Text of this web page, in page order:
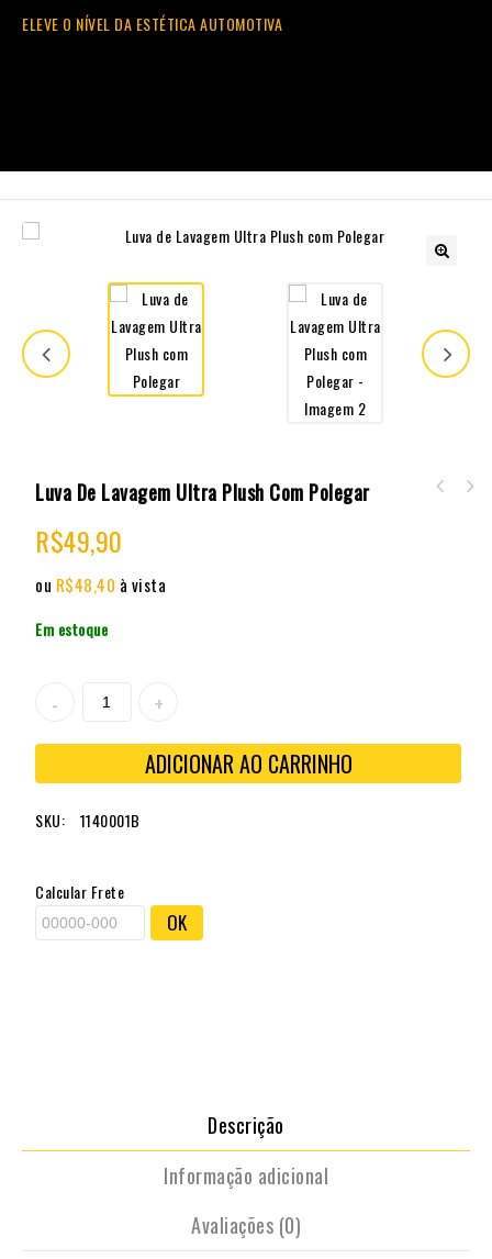
ELEVE O NÍVEL DA ESTÉTICA AUTOMOTIVA
Luva De Lavagem Ultra Plush Com Polegar
R$49,90
ou R$48,40 à vista
Em estoque
ADICIONAR AO CARRINHO
SKU: 1140001B
Calcular Frete
OK
Descrição
Informação adicional
Avaliações (0)